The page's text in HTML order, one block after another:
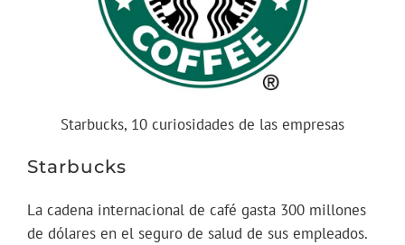
Starbucks, 10 curiosidades de las empresas
Starbucks
La cadena internacional de café gasta 300 millones
de dólares en el seguro de salud de sus empleados.